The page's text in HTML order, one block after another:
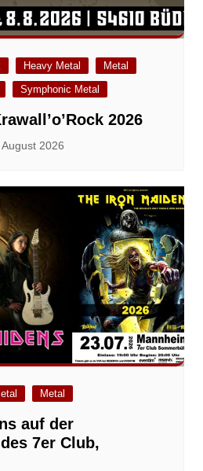
Heavy Metal
Metal
Symphonic Metal
2026
August 2026
Metal
auf der
7er Club,